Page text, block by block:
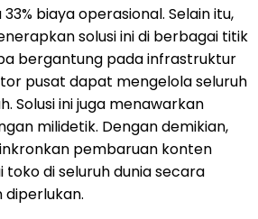
biaya operasional. Selain itu,
solusi ini di berbagai titik
bergantung pada infrastruktur
pusat dapat mengelola seluruh
Solusi ini juga menawarkan
milidetik. Dengan demikian,
pembaruan konten
di seluruh dunia secara
diperlukan.